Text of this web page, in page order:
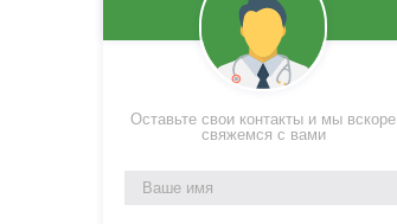
Оставьте свои контакты и мы вскоре
свяжемся с вами